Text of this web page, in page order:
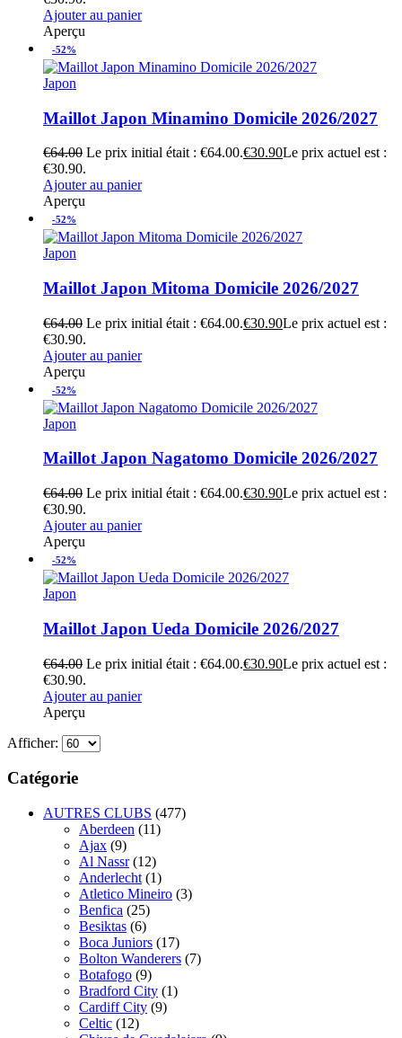
Ajouter au panier
Aperçu
-52%
Japon
Maillot Japon Minamino Domicile 2026/2027
€64.00 Le prix initial était : €64.00.€30.90Le prix actuel est :
€30.90.
Ajouter au panier
Aperçu
-52%
Japon
Maillot Japon Mitoma Domicile 2026/2027
€64.00 Le prix initial était : €64.00.€30.90Le prix actuel est :
€30.90.
Ajouter au panier
Aperçu
-52%
Japon
Maillot Japon Nagatomo Domicile 2026/2027
€64.00 Le prix initial était : €64.00.€30.90Le prix actuel est :
€30.90.
Ajouter au panier
Aperçu
-52%
Japon
Maillot Japon Ueda Domicile 2026/2027
€64.00 Le prix initial était : €64.00.€30.90Le prix actuel est :
€30.90.
Ajouter au panier
Aperçu
Afficher:
Catégorie
AUTRES CLUBS (477)
Aberdeen (11)
Ajax (9)
Al Nassr (12)
Anderlecht (1)
Atletico Mineiro (3)
Benfica (25)
Besiktas (6)
Boca Juniors (17)
Bolton Wanderers (7)
Botafogo (9)
Bradford City (1)
Cardiff City (9)
Celtic (12)